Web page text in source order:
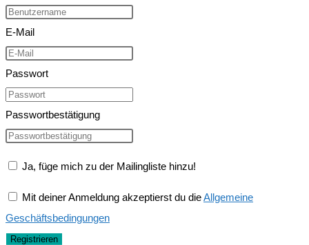
E-Mail
Passwort
Passwortbestätigung
Ja, füge mich zu der Mailingliste hinzu!
Mit deiner Anmeldung akzeptierst du dieAllgemeine
Geschäftsbedingungen
Registrieren